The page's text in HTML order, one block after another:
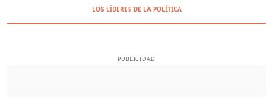
LOS LÍDERES DE LA POLÍTICA
PUBLICIDAD